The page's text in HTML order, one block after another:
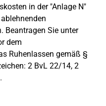
in der "Anlage N"
Beantragen Sie unter
dem
Ruhenlassen gemäß §
2 BvL 22/14, 2